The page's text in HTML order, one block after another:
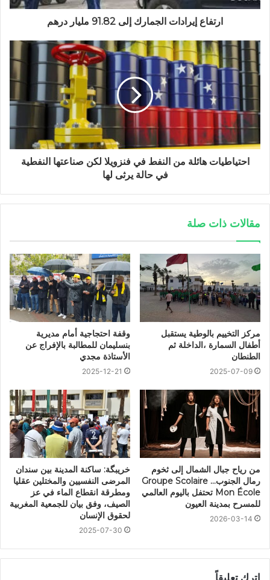
ارتفاع إيرادات الجمارك إلى 91.82 مليار درهم
احتياطيات هائلة من النفط في فنزويلا لكن صناعتها النفطية
في حالة يرثى لها
مقالات ذات صلة
مركز التخييم بالوطية يستقبل
أطفال السمارة ،الداخلة ثم
الطنطان
2025-07-09
وقفة احتجاجية أمام مديرية
بنسليمان للمطالبة بالإفراج عن
الأستاذة مجدي
2025-12-21
من رياح جبال الشمال إلى ثخوم
رمال الجنوب… Groupe Scolaire
Mon École تحتفل باليوم العالمي
للمسرح بمدينة العيون
2026-03-14
خريبگة: ساكنة المدينة بين سندان
المرضى النفسيين والمختلين عقليا
ومطرقة انقطاع الماء في عز
الصيف، وفق بيان للجمعية المغربية
لحقوق الإنسان
2025-07-30
اترك تعليقاً